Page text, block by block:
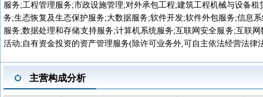
服务;工程管理服务;市政设施管理;对外承包工程;建筑工程机械与设备
务;生态恢复及生态保护服务;大数据服务;软件开发;软件外包服务;信息
服务;数据处理和存储支持服务;计算机系统服务;互联网安全服务;互联
活动;自有资金投资的资产管理服务(除许可业务外,可自主依法经营法律
主营构成分析